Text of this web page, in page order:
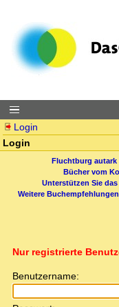
Login
Login
Fluchtburg autark
Bücher vom
Unterstützen Sie
Weitere Buchempfehlungen
Nur registrierte
Benutzername: